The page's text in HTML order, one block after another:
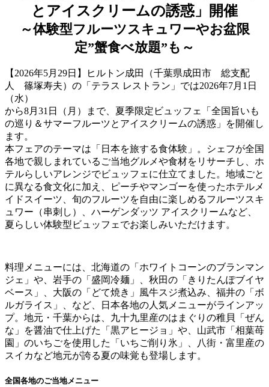
とアイスクリームの誘惑」開催
～体験型フルーツスキュワーやお盆限
定”蟹食べ放題”も～
【2026年5月29日】ヒルトン成田（千葉県成田市 総支配
人 篠塚寿夫）の「テラス レストラン」では2026年7月1日
（水）
から8月31日（月）まで、夏季限定ビュッフェ「全国旨いも
の巡り＆サマーフルーツとアイスクリームの誘惑」を開催し
ます。
本フェアのテーマは「日本を旅する食体験」。シェフが全国
各地で親しまれているご当地グルメや食材をリサーチし、ホ
テルらしいアレンジでビュッフェに仕立てました。地域ごと
に異なる食文化に加え、ピーチやマンゴーを使ったホテルメ
イドスイーツ、旬のフルーツを自由に楽しめるフルーツスキ
ュワー（串刺し）、ハーゲンダッツ アイスクリームなど、
夏らしい体験型ビュッフェでお楽しみいただけます。
料理メニューには、北海道の「ホワイトコーンのブランマン
ジェ」や、岩手の「盛岡冷麺」、秋田の「きりたんぽブイヤ
ベース」、大阪の「どて焼き」風牛スジ煮込み、福井の「ボ
ルガライス」、など、日本各地の人気メニューがラインアッ
プ。地元・千葉からは、九十九里産のはまぐりの稚貝「ぜん
な」を醤油で仕上げた「黒アヒージョ」や、山武市「相葉苺
園」のいちごを使用した「いちご削り氷」、八街・富里産の
スイカなど地元が誇る夏の味覚も登場します。
全国各地のご当地メニュー